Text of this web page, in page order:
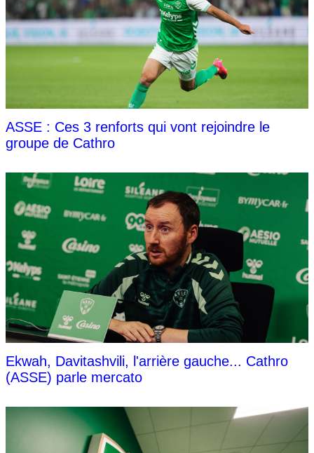
ASSE : Ces 3 renforts qui vont rejoindre le
groupe de Cathro
Ekwah, Davitashvili, l'arrière gauche... Cathro
(ASSE) parle mercato